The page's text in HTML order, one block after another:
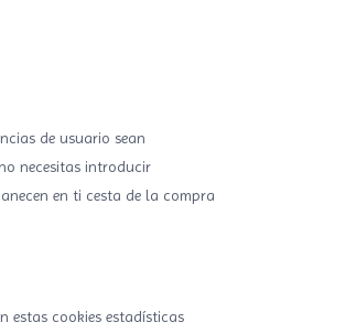
de usuario sean
necesitas introducir
en ti cesta de la compra
estas cookies estadísticas